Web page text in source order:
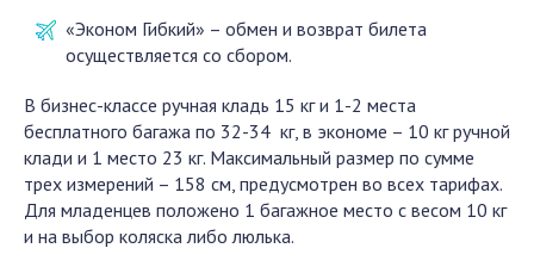
«Эконом Гибкий» – обмен и возврат билета
осуществляется со сбором.
В бизнес-классе ручная кладь 15 кг и 1-2 места
бесплатного багажа по 32-34 кг, в экономе – 10 кг ручной
клади и 1 место 23 кг. Максимальный размер по сумме
трех измерений – 158 см, предусмотрен во всех тарифах.
Для младенцев положено 1 багажное место с весом 10 кг
и на выбор коляска либо люлька.